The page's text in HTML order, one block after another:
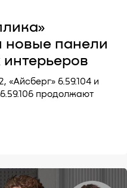
новые панели
«Айсберг» 6.59.104 и
продолжают